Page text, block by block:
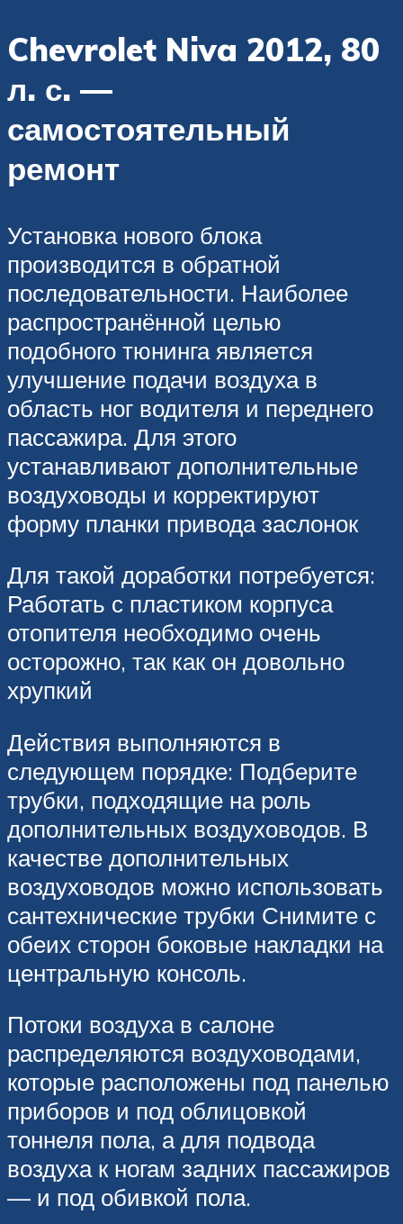
Chevrolet Niva 2012, 80
л. с. —
самостоятельный
ремонт
Установка нового блока
производится в обратной
последовательности. Наиболее
распространённой целью
подобного тюнинга является
улучшение подачи воздуха в
область ног водителя и переднего
пассажира. Для этого
устанавливают дополнительные
воздуховоды и корректируют
форму планки привода заслонок
Для такой доработки потребуется:
Работать с пластиком корпуса
отопителя необходимо очень
осторожно, так как он довольно
хрупкий
Действия выполняются в
следующем порядке: Подберите
трубки, подходящие на роль
дополнительных воздуховодов. В
качестве дополнительных
воздуховодов можно использовать
сантехнические трубки Снимите с
обеих сторон боковые накладки на
центральную консоль.
Потоки воздуха в салоне
распределяются воздуховодами,
которые расположены под панелью
приборов и под облицовкой
тоннеля пола, а для подвода
воздуха к ногам задних пассажиров
— и под обивкой пола.